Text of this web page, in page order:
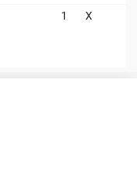
1 X